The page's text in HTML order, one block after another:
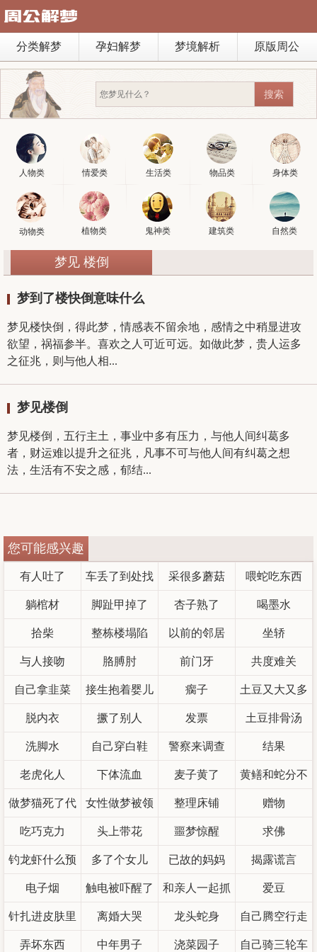
分类解梦 孕妇解梦 梦境解析 原版周公
人物类 情爱类 生活类 物品类 身体类
动物类 植物类 鬼神类 建筑类 自然类
梦见 楼倒
梦到了楼快倒意味什么
梦见楼快倒，得此梦，情感表不留余地，感情之中稍显进攻
欲望，祸福参半。喜欢之人可近可远。如做此梦，贵人运多
之征兆，则与他人相...
梦见楼倒
梦见楼倒，五行主土，事业中多有压力，与他人间纠葛多
者，财运难以提升之征兆，凡事不可与他人间有纠葛之想
法，生活有不安之感，郁结...
您可能感兴趣
有人吐了 车丢了到处找 采很多蘑菇 喂蛇吃东西
躺棺材 脚趾甲掉了 杏子熟了 喝墨水
拾柴 整栋楼塌陷 以前的邻居 坐轿
与人接吻 胳膊肘 前门牙 共度难关
自己拿韭菜 接生抱着婴儿 瘸子 土豆又大又多
脱内衣 撅了别人 发票 土豆排骨汤
洗脚水 自己穿白鞋 警察来调查 结果
老虎化人 下体流血 麦子黄了 黄鳝和蛇分不
清
做梦猫死了代
表什么
女性做梦被领
导辞退
整理床铺 赠物
吃巧克力 头上带花 噩梦惊醒 求佛
钓龙虾什么预
兆
多了个女儿 已故的妈妈 揭露谎言
电子烟 触电被吓醒了 和亲人一起抓
蛇
爱豆
针扎进皮肤里 离婚大哭 龙头蛇身 自己腾空行走
弄坏东西 中年男子 浇菜园子 自己骑三轮车